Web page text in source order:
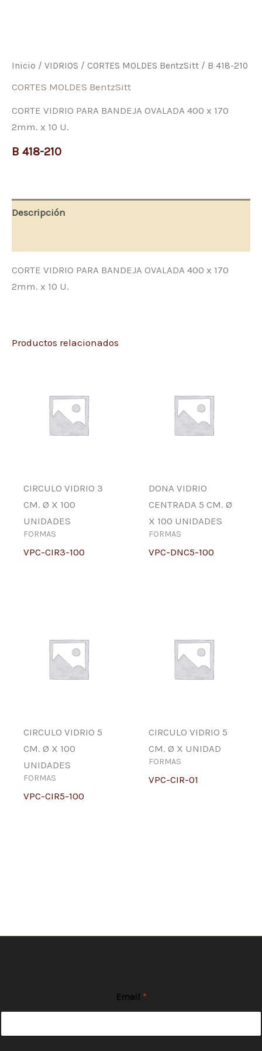
Inicio / VIDRIOS / CORTES MOLDES BentzSitt / B 418-210
CORTES MOLDES BentzSitt
CORTE VIDRIO PARA BANDEJA OVALADA 400 x 170
2mm. x 10 U.
B 418-210
Descripción
CORTE VIDRIO PARA BANDEJA OVALADA 400 x 170
2mm. x 10 U.
Productos relacionados
CIRCULO VIDRIO 3
CM. Ø X 100
UNIDADES
FORMAS
VPC-CIR3-100
DONA VIDRIO
CENTRADA 5 CM. Ø
X 100 UNIDADES
FORMAS
VPC-DNC5-100
CIRCULO VIDRIO 5
CM. Ø X 100
UNIDADES
FORMAS
VPC-CIR5-100
CIRCULO VIDRIO 5
CM. Ø X UNIDAD
FORMAS
VPC-CIR-01
Email *